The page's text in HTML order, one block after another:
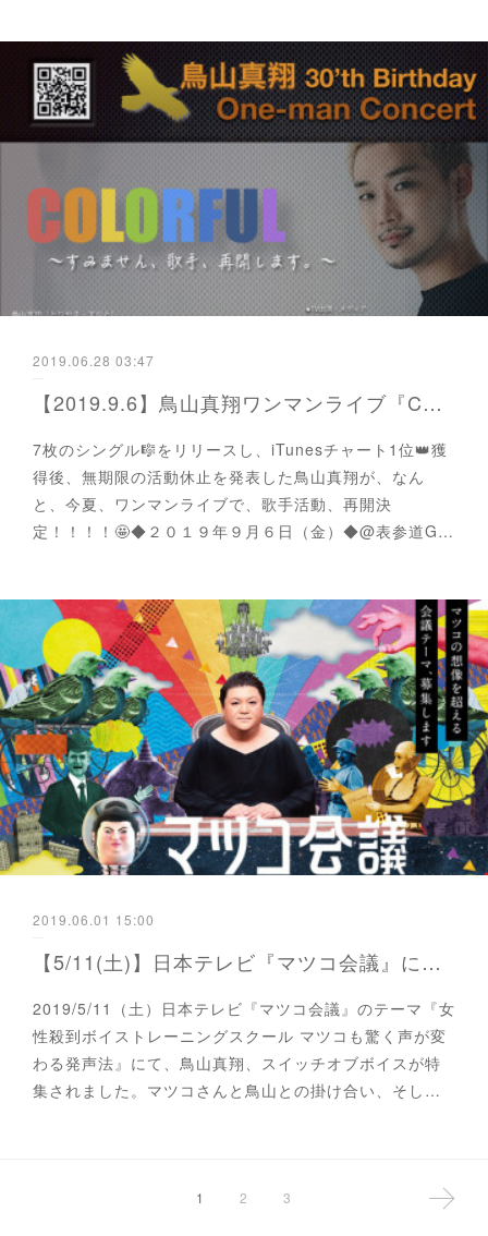
2019.06.28 03:47
【2019.9.6】鳥山真翔ワンマンライブ『COLORFUL〜すみません、歌手、再開します〜』開催決定‼️🦅🌈】
7枚のシングル🎼をリリースし、iTunesチャート1位👑獲
得後、無期限の活動休止を発表した鳥山真翔が、なん
と、今夏、ワンマンライブで、歌手活動、再開決
定！！！！🤩◆２０１９年９月６日（金）◆@表参道G…
2019.06.01 15:00
【5/11(土)】日本テレビ『マツコ会議』に鳥山真翔が出演！！！
2019/5/11（土）日本テレビ『マツコ会議』のテーマ『女
性殺到ボイストレーニングスクール マツコも驚く声が変
わる発声法』にて、鳥山真翔、スイッチオブボイスが特
集されました。マツコさんと鳥山との掛け合い、そし…
1 2 3